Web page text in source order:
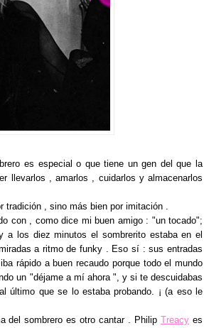
es especial o que tiene un gen del que la
llevarlos , amarlos , cuidarlos y almacenarlos
tradición , sino más bien por imitación .
con , como dice mi buen amigo : "un tocado";
los diez minutos el sombrerito estaba en el
a ritmo de funky . Eso sí : sus entradas
rápido a buen recaudo porque todo el mundo
un "déjame a mí ahora ", y si te descuidabas
último que se lo estaba probando. ¡ (a eso le
del sombrero es otro cantar . PhilipTreacy es